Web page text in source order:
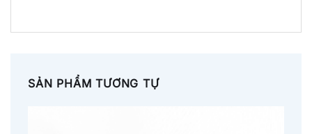
SẢN PHẨM TƯƠNG TỰ